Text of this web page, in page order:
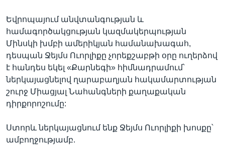
Եվրոպայում անվտանգության և
համագործակցության կազմակերպության
Մինսկի խմբի ամերիկյան համանախագահ,
դեսպան Ջեյմս Ուորլիքը չորեքշաբթի օրը ուղերձով
է հանդես եկել «Քարնեգի» հիմնադրամում՝
ներկայացնելով ղարաբաղյան հակամարտության
շուրջ Միացյալ Նահանգների քաղաքական
դիրքորոշումը:
Ստորև ներկայացնում ենք Ջեյմս Ուորլիքի խոսքը՝
ամբողջությամբ.